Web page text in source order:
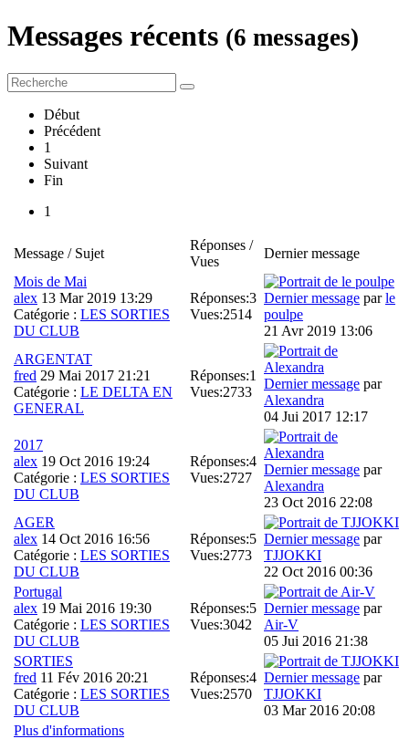
Messages récents (6 messages)
Début
Précédent
1
Suivant
Fin
1
Message / Sujet
Réponses /
Vues
Dernier message
Plus d'informations
Mois de Mai
alex 13 Mar 2019 13:29
Catégorie : LES SORTIES
DU CLUB
Réponses:3
Vues:2514
Dernier message parle
poulpe
21 Avr 2019 13:06
ARGENTAT
fred 29 Mai 2017 21:21
Catégorie : LE DELTA EN
GENERAL
Réponses:1
Vues:2733
Dernier message par
Alexandra
04 Jui 2017 12:17
2017
alex 19 Oct 2016 19:24
Catégorie : LES SORTIES
DU CLUB
Réponses:4
Vues:2727
Dernier message par
Alexandra
23 Oct 2016 22:08
AGER
alex 14 Oct 2016 16:56
Catégorie : LES SORTIES
DU CLUB
Réponses:5
Vues:2773
Dernier message par
TJJOKKI
22 Oct 2016 00:36
Portugal
alex 19 Mai 2016 19:30
Catégorie : LES SORTIES
DU CLUB
Réponses:5
Vues:3042
Dernier message par
Air-V
05 Jui 2016 21:38
SORTIES
fred 11 Fév 2016 20:21
Catégorie : LES SORTIES
DU CLUB
Réponses:4
Vues:2570
Dernier message par
TJJOKKI
03 Mar 2016 20:08